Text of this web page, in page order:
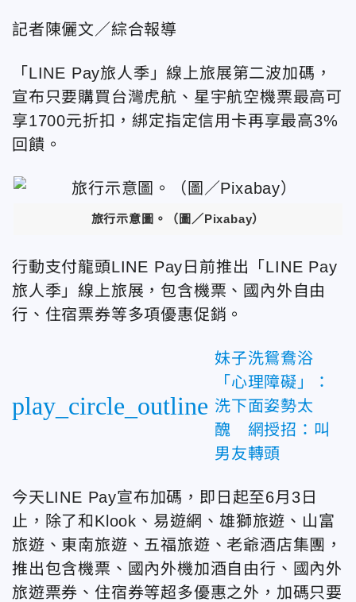
記者陳儷文／綜合報導
「LINE Pay旅人季」線上旅展第二波加碼，
宣布只要購買台灣虎航、星宇航空機票最高可
享1700元折扣，綁定指定信用卡再享最高3%
回饋。
旅行示意圖。（圖／Pixabay）
行動支付龍頭LINE Pay日前推出「LINE Pay
旅人季」線上旅展，包含機票、國內外自由
行、住宿票券等多項優惠促銷。
play_circle_outline
妹子洗鴛鴦浴
「心理障礙」：
洗下面姿勢太
醜 網授招：叫
男友轉頭
今天LINE Pay宣布加碼，即日起至6月3日
止，除了和Klook、易遊網、雄獅旅遊、山富
旅遊、東南旅遊、五福旅遊、老爺酒店集團，
推出包含機票、國內外機加酒自由行、國內外
旅遊票券、住宿券等超多優惠之外，加碼只要